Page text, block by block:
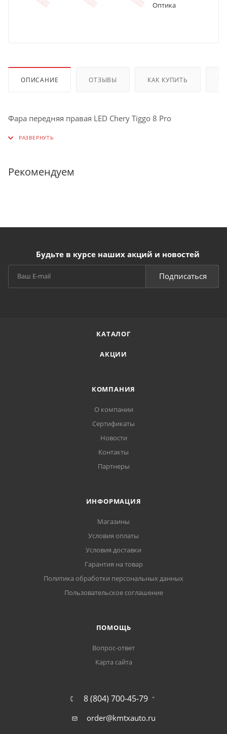
Оптика
ОПИСАНИЕ ОТЗЫВЫ КАК КУПИТЬ
Фара передняя правая LED Chery Tiggo 8 Pro
Рекомендуем
Будьте в курсе наших акций и новостей
Подписаться
КАТАЛОГ
АКЦИИ
КОМПАНИЯ
О компании
Сертификаты
Новости
Контакты
Партнеры
ИНФОРМАЦИЯ
Магазины
Условия оплаты
Условия доставки
Гарантия на товар
Политика обработки персональных данных
Пользовательское соглашение
ПОМОЩЬ
Вопрос-ответ
Карта сайта
8 (804) 700-45-79
order@kmtxauto.ru